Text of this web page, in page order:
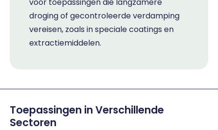
droging of gecontroleerde verdamping
vereisen, zoals in speciale coatings en
extractiemiddelen.
Toepassingen in Verschillende
Sectoren